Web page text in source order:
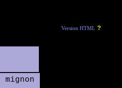
Version HTML ?